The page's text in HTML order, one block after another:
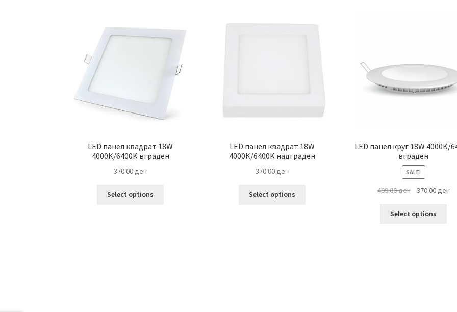
LED панел квадрат 18W
4000K/6400K вграден
370.00ден
Select options
LED панел квадрат 18W
4000K/6400K надграден
370.00ден
Select options
LED панел круг 18W 4000K/
вграден
SALE!
499.00ден
Original
was:
370.00ден
Select options